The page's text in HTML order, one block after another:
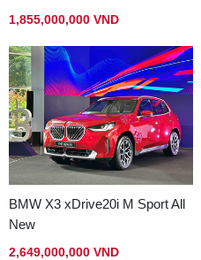
1,855,000,000 VND
BMW X3 xDrive20i M Sport All
New
2,649,000,000 VND